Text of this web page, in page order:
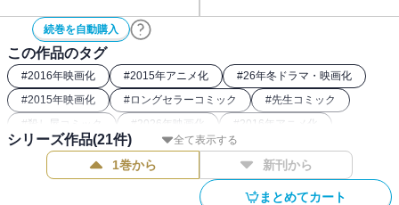
続巻を自動購入
この作品のタグ
#2016年映画化 #2015年アニメ化 #26年冬ドラマ・映画化
#2015年映画化 #ロングセラーコミック #先生コミック
#殺し屋コミック #2026年映画化 #2016年アニメ化
全て表示する
シリーズ作品(21件)
1巻から 新刊から
まとめてカート